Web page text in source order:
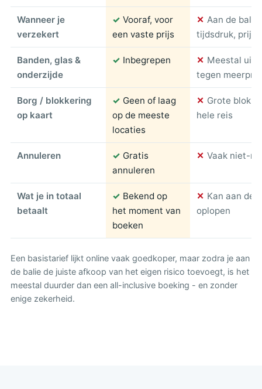
Wanneer je
verzekert
✓ Vooraf, voor
een vaste prijs
✕ Aan de
tijdsdruk, prijs
Banden, glas &
onderzijde
✓ Inbegrepen ✕ Meestal
tegen
Borg / blokkering
op kaart
✓ Geen of laag
op de meeste
locaties
✕ Grote
hele reis
Annuleren ✓ Gratis
annuleren
✕ Vaak niet-
Wat je in totaal
betaalt
✓ Bekend op
het moment van
boeken
✕ Kan aan de
oplopen
Een basistarief lijkt online vaak goedkoper, maar zodra je aan
de balie de juiste afkoop van het eigen risico toevoegt, is het
meestal duurder dan een all-inclusive boeking - en zonder
enige zekerheid.